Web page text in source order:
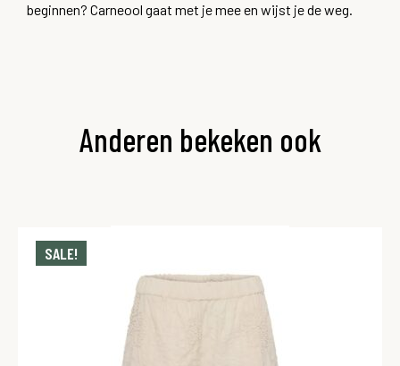
beginnen? Carneool gaat met je mee en wijst je de weg.
Anderen bekeken ook
SALE!